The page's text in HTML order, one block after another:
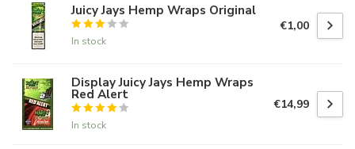
Juicy Jays Hemp Wraps Original
In stock
€1,00
Display Juicy Jays Hemp Wraps
Red Alert
In stock
€14,99